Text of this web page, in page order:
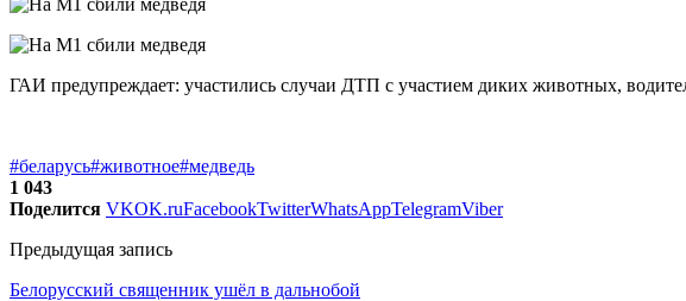
ГАИ предупреждает: участились случаи ДТП с участием диких животных,
#беларусь#животное#медведь
1 043
Поделится VKOK.ruFacebookTwitterWhatsAppTelegramViber
Предыдущая запись
Белорусский священник ушёл в дальнобой